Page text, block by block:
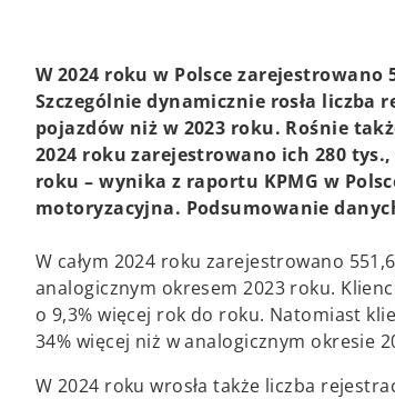
w
t
a
b
w
t
a
b
W 2024 roku w Polsce
Szczególnie dynamicznie rosła
pojazdów niż w 2023 roku. Rośnie
2024 roku zarejestrowano ich 280
roku – wynika z raportu KPMG w
motoryzacyjna. Podsumowanie
W całym 2024 roku zarejestrowano
analogicznym okresem 2023 roku.
o 9,3% więcej rok do roku. Natomiast
34% więcej niż w analogicznym okresie
W 2024 roku wrosła także liczba